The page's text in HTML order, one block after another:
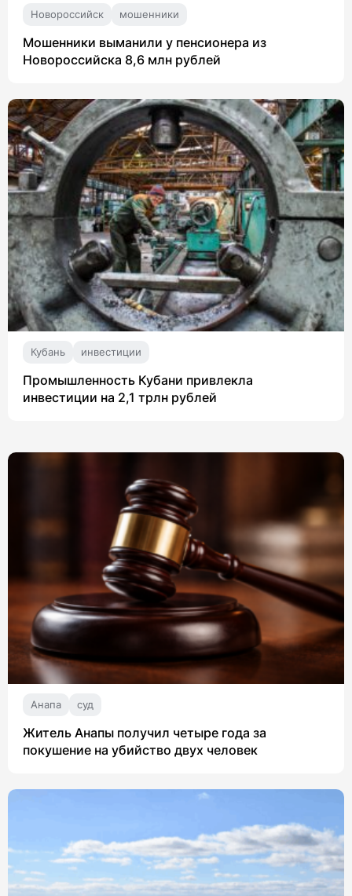
Новороссийск мошенники
Мошенники выманили у пенсионера из
Новороссийска 8,6 млн рублей
Кубань инвестиции
Промышленность Кубани привлекла
инвестиции на 2,1 трлн рублей
Анапа суд
Житель Анапы получил четыре года за
покушение на убийство двух человек